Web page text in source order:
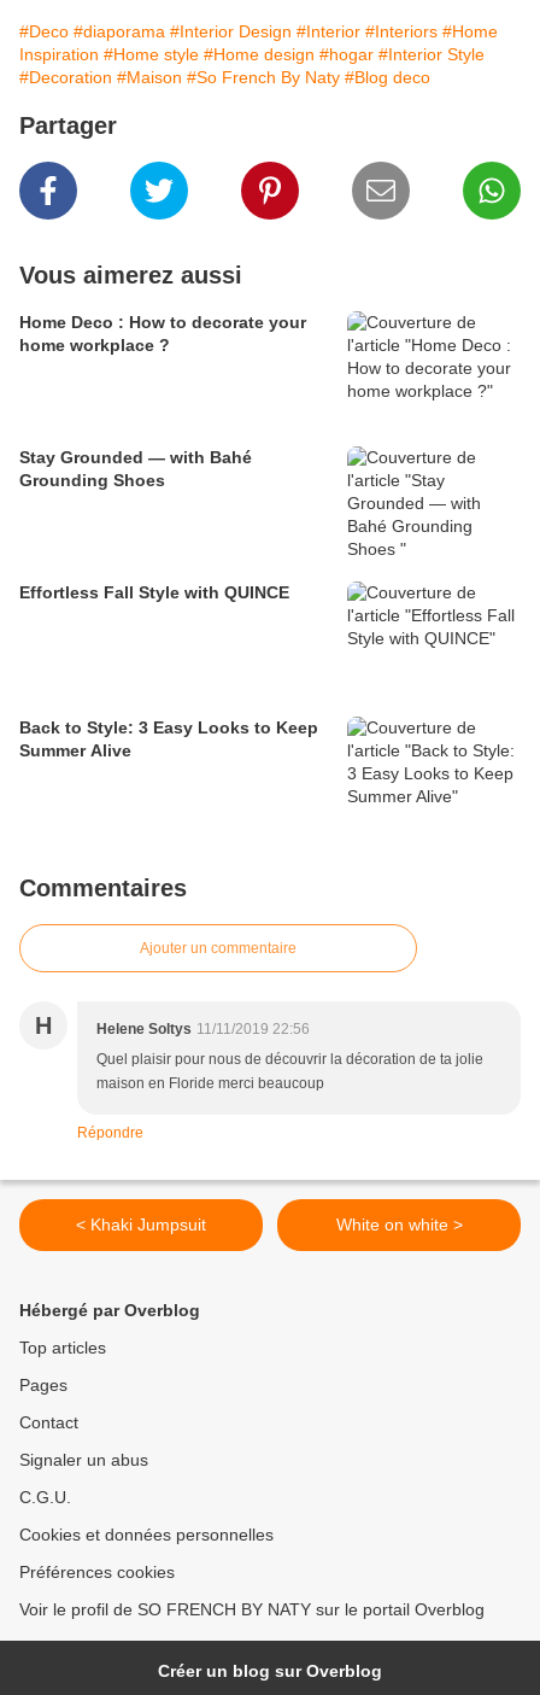
#Deco #diaporama #Interior Design #Interior #Interiors #Home
Inspiration #Home style #Home design #hogar #Interior Style
#Decoration #Maison #So French By Naty #Blog deco
Partager
Vous aimerez aussi
Home Deco : How to decorate your
home workplace ?
Stay Grounded — with Bahé
Grounding Shoes
Effortless Fall Style with QUINCE
Back to Style: 3 Easy Looks to Keep
Summer Alive
Commentaires
Ajouter un commentaire
H Helene Soltys 11/11/2019 22:56
Quel plaisir pour nous de découvrir la décoration de ta jolie
maison en Floride merci beaucoup
Répondre
< Khaki Jumpsuit White on white >
Hébergé par Overblog
Top articles
Pages
Contact
Signaler un abus
C.G.U.
Cookies et données personnelles
Préférences cookies
Voir le profil de SO FRENCH BY NATY sur le portail Overblog
Créer un blog sur Overblog